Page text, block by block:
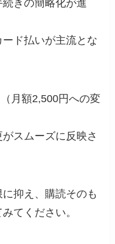
きの簡略化が進
ド払いが主流とな
月額2,500円への変
スムーズに反映さ
抑え、購読そのも
てください。